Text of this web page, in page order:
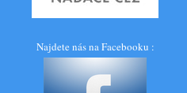
Najdete nás na Facebooku :